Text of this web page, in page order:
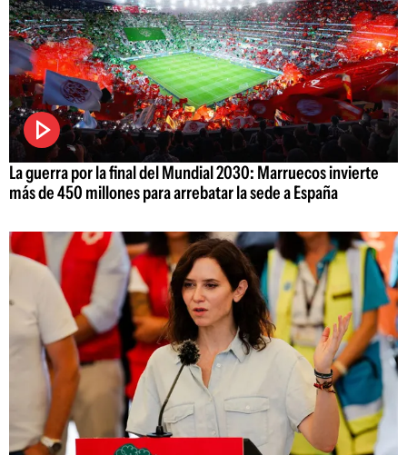
La guerra por la final del Mundial 2030: Marruecos invierte
más de 450 millones para arrebatar la sede a España